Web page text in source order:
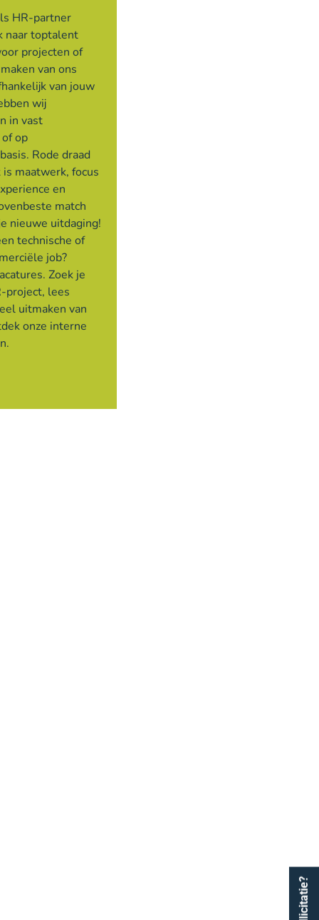
HR-partner
naar toptalent
projecten of
van ons
van jouw
wij
in vast
op
Rode draad
is maatwerk, focus
en
match
nieuwe uitdaging!
technische of
job?
Zoek je
project, lees
uitmaken van
onze interne